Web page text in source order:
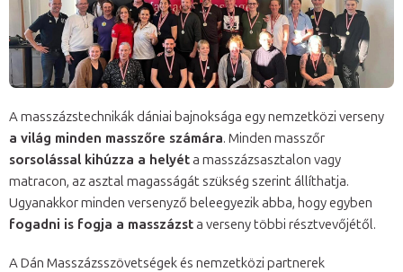
A masszázstechnikák dániai bajnoksága egy nemzetközi verseny
a világ minden masszőre számára. Minden masszőr
sorsolással kihúzza a helyéta masszázsasztalon vagy
matracon, az asztal magasságát szükség szerint állíthatja.
Ugyanakkor minden versenyző beleegyezik abba, hogy egyben
fogadni is fogja a masszázsta verseny többi résztvevőjétől.
A Dán Masszázsszövetségek és nemzetközi partnerek